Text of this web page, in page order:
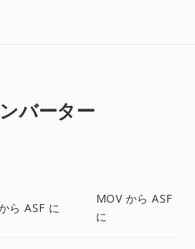
バーター
ら ASF に
MOV から ASF
に